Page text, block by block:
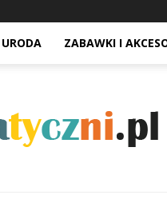
URODA ZABAWKI I